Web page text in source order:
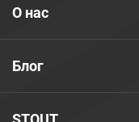
Блог
О нас